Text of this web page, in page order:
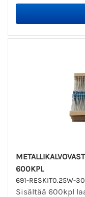
600KPL
691-RESKIT0.25W-
Sisältää 600kpl